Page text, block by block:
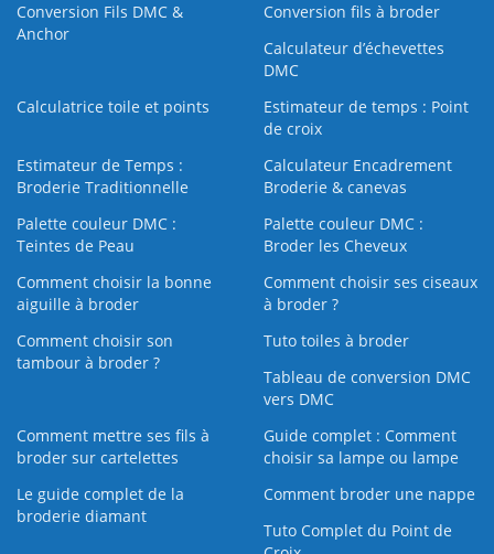
Conversion Fils DMC &
Anchor
Conversion fils à broder
Calculateur d’échevettes
DMC
Calculatrice toile et points
Estimateur de temps : Point
de croix
Estimateur de Temps :
Broderie Traditionnelle
Calculateur Encadrement
Broderie & canevas
Palette couleur DMC :
Teintes de Peau
Palette couleur DMC :
Broder les Cheveux
Comment choisir la bonne
aiguille à broder
Comment choisir ses ciseaux
à broder ?
Comment choisir son
tambour à broder ?
Tuto toiles à broder
Tableau de conversion DMC
vers DMC
Comment mettre ses fils à
broder sur cartelettes
Guide complet : Comment
choisir sa lampe ou lampe
Le guide complet de la
broderie diamant
Comment broder une nappe
Tuto Complet du Point de